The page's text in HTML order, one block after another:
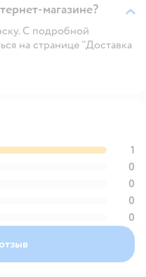
магазине?
С подробной
на странице "Доставка
1
0
0
0
0